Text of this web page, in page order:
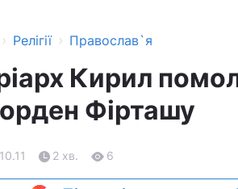
› Релігії › Православ`я
Кирил
Фірташу
2 хв. 6